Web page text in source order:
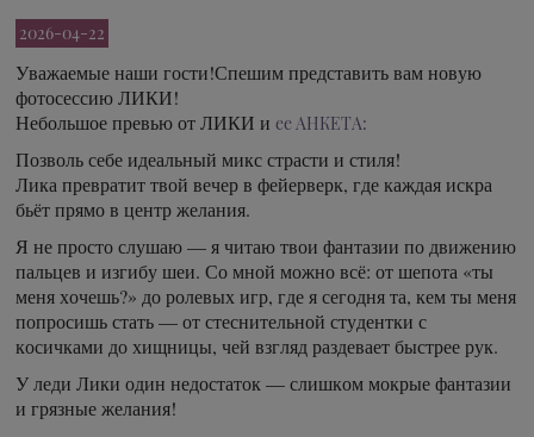
2026-04-22
Уважаемые наши гости!Спешим представить вам новую
фотосессию ЛИКИ!
Небольшое превью от ЛИКИ иее АНКЕТА:
Позволь себе идеальный микс страсти и стиля!
Лика превратит твой вечер в фейерверк, где каждая искра
бьёт прямо в центр желания.
Я не просто слушаю — я читаю твои фантазии по движению
пальцев и изгибу шеи. Со мной можно всё: от шепота «ты
меня хочешь?» до ролевых игр, где я сегодня та, кем ты меня
попросишь стать — от стеснительной студентки с
косичками до хищницы, чей взгляд раздевает быстрее рук.
У леди Лики один недостаток — слишком мокрые фантазии
и грязные желания!